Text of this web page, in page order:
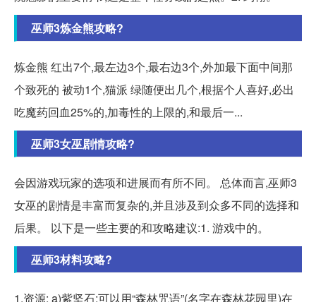
巫师3炼金熊攻略?
炼金熊 红出7个,最左边3个,最右边3个,外加最下面中间那
个致死的 被动1个,猫派 绿随便出几个,根据个人喜好,必出
吃魔药回血25%的,加毒性的上限的,和最后一...
巫师3女巫剧情攻略?
会因游戏玩家的选项和进展而有所不同。 总体而言,巫师3
女巫的剧情是丰富而复杂的,并且涉及到众多不同的选择和
后果。 以下是一些主要的和攻略建议:1. 游戏中的。
巫师3材料攻略?
1.资源: a)紫坚石:可以用“森林咒语”(名字在森林花园里)在